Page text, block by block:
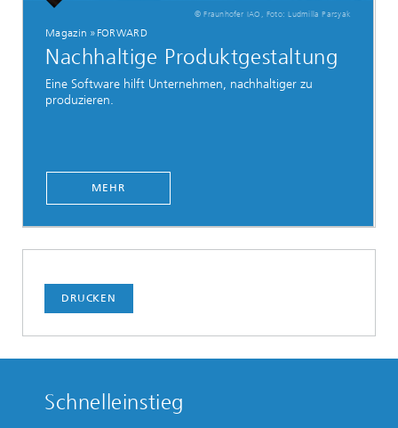
© Fraunhofer IAO, Foto: Ludmilla Parsyak
Magazin »FORWARD
Nachhaltige Produktgestaltung
Eine Software hilft Unternehmen, nachhaltiger zu
produzieren.
MEHR
DRUCKEN
Schnelleinstieg